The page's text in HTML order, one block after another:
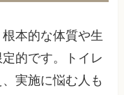
本的な体質や生
的です。トイレ
実施に悩む人も